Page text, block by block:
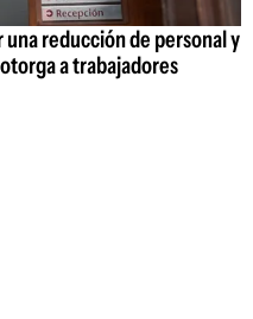
reducción de personal y
a trabajadores